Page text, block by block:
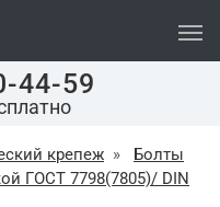
44-59
крепеж »
Болты
ГОСТ 7798(7805)/ DIN